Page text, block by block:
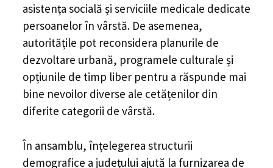
asistența socială și serviciile medicale dedicate
persoanelor în vârstă. De asemenea,
autoritățile pot reconsidera planurile de
dezvoltare urbană, programele culturale și
opțiunile de timp liber pentru a răspunde mai
bine nevoilor diverse ale cetățenilor din
diferite categorii de vârstă.
În ansamblu, înțelegerea structurii
demografice a județului ajută la furnizarea de